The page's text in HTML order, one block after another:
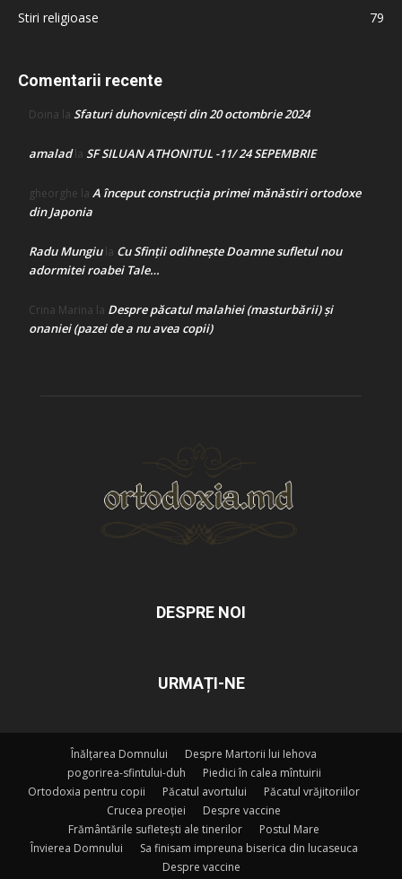
Stiri religioase
79
Comentarii recente
Doina la Sfaturi duhovnicești din 20 octombrie 2024
amaladla SF SILUAN ATHONITUL -11/ 24 SEPEMBRIE
gheorghe la A început construcţia primei mănăstiri ortodoxe
din Japonia
Radu Mungiula Cu Sfinții odihnește Doamne sufletul nou
adormitei roabei Tale…
Crina Marina la Despre păcatul malahiei (masturbării) şi
onaniei (pazei de a nu avea copii)
DESPRE NOI
URMAȚI-NE
Înălțarea Domnului
Despre Martorii lui Iehova
pogorirea-sfintului-duh
Piedici în calea mîntuirii
Ortodoxia pentru copii
Păcatul avortului
Păcatul vrăjitoriilor
Crucea preoției
Despre vaccine
Frământările sufletești ale tinerilor
Postul Mare
Învierea Domnului
Sa finisam impreuna biserica din lucaseuca
Despre vaccine